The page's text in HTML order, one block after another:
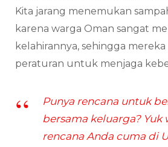
Kita jarang menemukan
karena warga Oman sangat
kelahirannya, sehingga
peraturan untuk menjaga
Punya rencana untuk
bersama keluarga? Yuk
rencana Anda cuma di